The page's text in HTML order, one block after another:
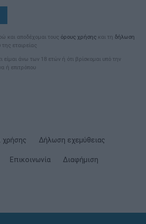
και αποδέχομαι τους όρους χρήσης και τη δήλωση
της εταιρείας
άνω των 18 ετών ή ότι βρίσκομαι υπό την
ή επιτρόπου
χρήσης Δήλωση εχεμύθειας
Επικοινωνία Διαφήμιση